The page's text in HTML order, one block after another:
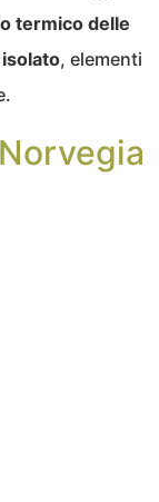
termico delle
, elementi